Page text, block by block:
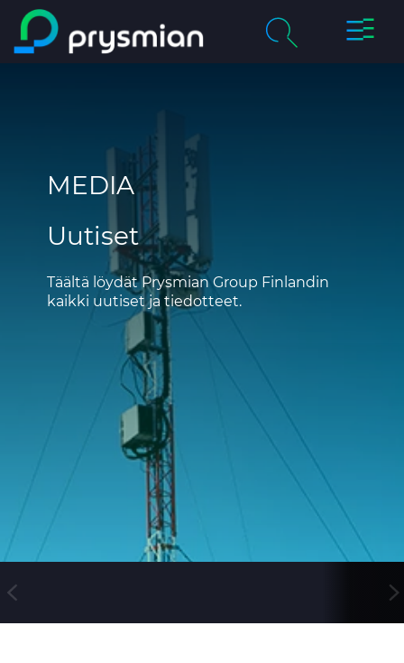
prysmian.skip_to_main_content
Tuotteet & palvelut
Vastuullisuus
Ura Prysmianilla
Uutiset
Yhteystiedot
MEDIA
Uutiset
Täältä löydät Prysmian Group Finlandin
kaikki uutiset ja tiedotteet.